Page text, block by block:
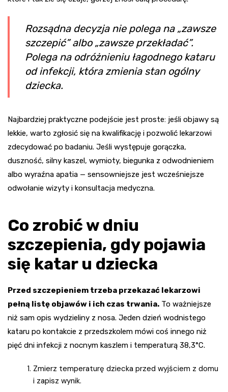
Rozsądna decyzja nie polega na „zawsze
szczepić” albo „zawsze przekładać”.
Polega na odróżnieniu łagodnego kataru
od infekcji, która zmienia stan ogólny
dziecka.
Najbardziej praktyczne podejście jest proste: jeśli objawy są
lekkie, warto zgłosić się na kwalifikację i pozwolić lekarzowi
zdecydować po badaniu. Jeśli występuje gorączka,
duszność, silny kaszel, wymioty, biegunka z odwodnieniem
albo wyraźna apatia — sensowniejsze jest wcześniejsze
odwołanie wizyty i konsultacja medyczna.
Co zrobić w dniu
szczepienia, gdy pojawia
się katar u dziecka
Przed szczepieniem trzeba przekazać lekarzowi
pełną listę objawów i ich czas trwania. To ważniejsze
niż sam opis wydzieliny z nosa. Jeden dzień wodnistego
kataru po kontakcie z przedszkolem mówi coś innego niż
pięć dni infekcji z nocnym kaszlem i temperaturą 38,3°C.
Zmierz temperaturę dziecka przed wyjściem z domu
i zapisz wynik.